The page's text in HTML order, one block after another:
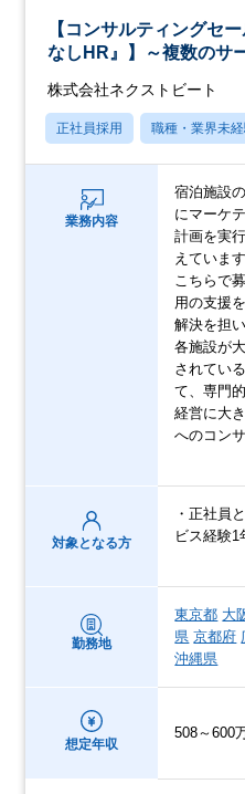
【コンサルティングセ
なしHR』】～複数のサ
株式会社ネクストビート
正社員採用 職種・業界未
業務内容
宿泊施設
にマーケ
計画を実
えています
こちらで
用の支援
解決を担い
各施設が
されてい
て、専門
経営に大
へのコン
対象となる方
・正社員
ビス経験1
勤務地
東京都 大
県 京都府
沖縄県
想定年収
508～600